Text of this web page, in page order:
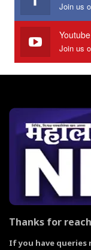
Youtube
Join us
Thanks for
If you have